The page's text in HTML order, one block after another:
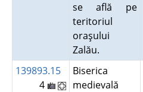
se află pe
teritoriul
oraşului
Zalău.
139893.15
4
Biserica
medievală